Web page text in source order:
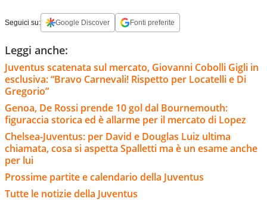
Seguici su: Google Discover Fonti preferite
Leggi anche:
Juventus scatenata sul mercato, Giovanni Cobolli Gigli in
esclusiva: “Bravo Carnevali! Rispetto per Locatelli e Di
Gregorio”
Genoa, De Rossi prende 10 gol dal Bournemouth:
figuraccia storica ed è allarme per il mercato di Lopez
Chelsea-Juventus: per David e Douglas Luiz ultima
chiamata, cosa si aspetta Spalletti ma è un esame anche
per lui
Prossime partite e calendario della Juventus
Tutte le notizie della Juventus